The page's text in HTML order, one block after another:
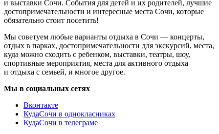
и выставки Сочи. События для детей и их родителей, лучшие
достопримечательности и интересные места Сочи, которые
обязательно стоит посетить!
Мы советуем любые варианты отдыха в Сочи — концерты,
отдых в парках, достопримечательности для экскурсий, места,
куда можно сходить с ребенком, выставки, театры, шоу,
спортивные мероприятия, места для активного отдыха
и отдыха с семьей, и многое другое.
Мы в социальных сетях
Вконтакте
КудаСочи в однокласниках
КудаСочи в телеграме